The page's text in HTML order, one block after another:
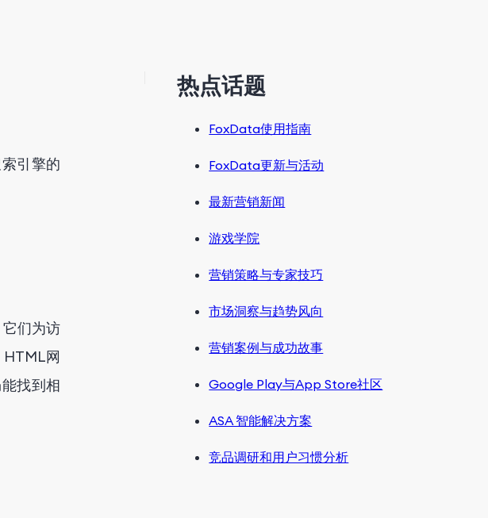
引擎的
们为访
HTML网
找到相
热点话题
FoxData使用指南
FoxData更新与活动
最新营销新闻
游戏学院
营销策略与专家技巧
市场洞察与趋势风向
营销案例与成功故事
Google Play与App Store社区
ASA 智能解决方案
竞品调研和用户习惯分析